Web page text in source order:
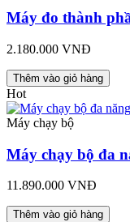
Máy đo thành
2.180.000 VNĐ
Thêm vào giỏ hàng
Hot
Máy chạy bộ
Máy chạy bộ đa
11.890.000 VNĐ
Thêm vào giỏ hàng